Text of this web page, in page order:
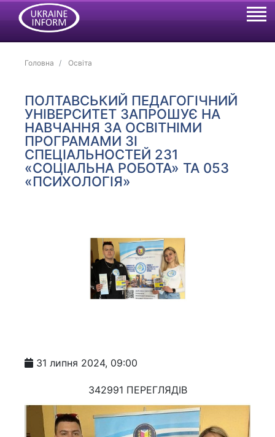
Головна Освіта
ПОЛТАВСЬКИЙ ПЕДАГОГІЧНИЙ
УНІВЕРСИТЕТ ЗАПРОШУЄ НА
НАВЧАННЯ ЗА ОСВІТНІМИ
ПРОГРАМАМИ ЗІ
СПЕЦІАЛЬНОСТЕЙ 231
«СОЦІАЛЬНА РОБОТА» ТА 053
«ПСИХОЛОГІЯ»
31 липня 2024, 09:00
342991 ПЕРЕГЛЯДІВ